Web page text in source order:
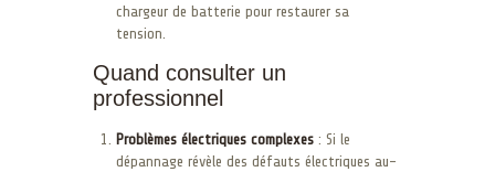
chargeur de batterie pour restaurer sa
tension.
Quand consulter un
professionnel
Problèmes électriques complexes : Si le
dépannage révèle des défauts électriques au-